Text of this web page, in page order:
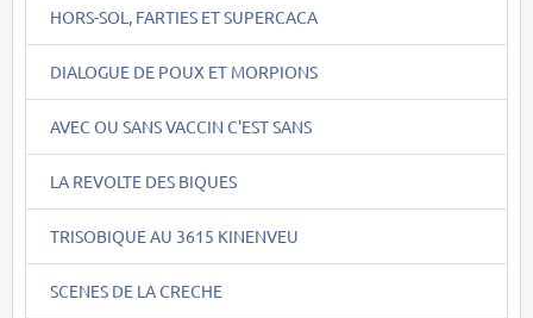
HORS-SOL, FARTIES ET SUPERCACA
DIALOGUE DE POUX ET MORPIONS
AVEC OU SANS VACCIN C'EST SANS
LA REVOLTE DES BIQUES
TRISOBIQUE AU 3615 KINENVEU
SCENES DE LA CRECHE